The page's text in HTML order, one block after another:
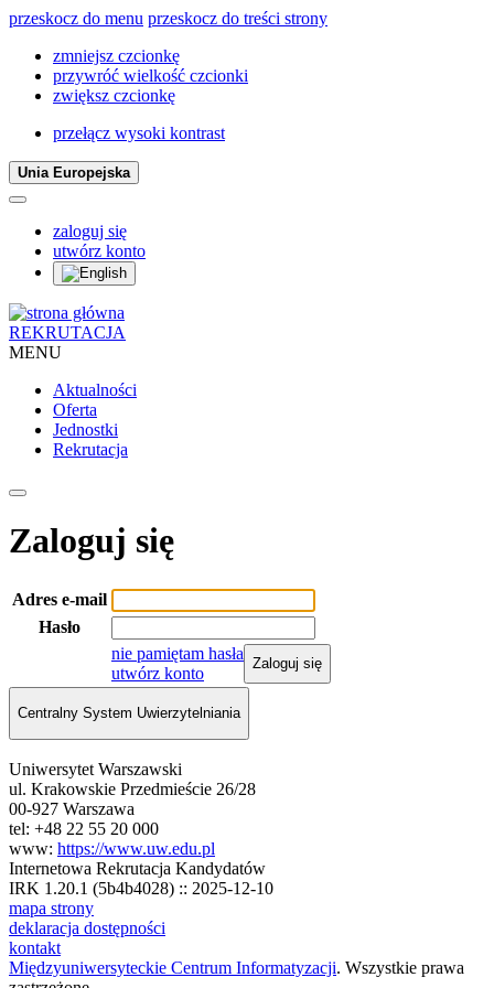
przeskocz do menu przeskocz do treści strony
zmniejsz czcionkę
przywróć wielkość czcionki
zwiększ czcionkę
przełącz wysoki kontrast
Unia Europejska
zaloguj się
utwórz konto
REKRUTACJA
MENU
Aktualności
Oferta
Jednostki
Rekrutacja
Zaloguj się
Adres e-mail
Hasło
nie pamiętam hasła
utwórz konto
Zaloguj się
Centralny System Uwierzytelniania
Uniwersytet Warszawski
ul. Krakowskie Przedmieście 26/28
00-927 Warszawa
tel: +48 22 55 20 000
www: https://www.uw.edu.pl
Internetowa Rekrutacja Kandydatów
IRK 1.20.1 (5b4b4028) :: 2025-12-10
mapa strony
deklaracja dostępności
kontakt
Międzyuniwersyteckie Centrum Informatyzacji. Wszystkie prawa